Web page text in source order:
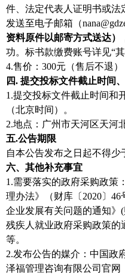
件、法定代表人证明书或
发送至电子邮箱（
资料原件以邮寄方式送达）
功。标书款缴费账号详见“其
4.售价：300元（售后不退）
四. 提交投标文件截止时间
1.提交投标文件截止时间和
（北京时间）。
2.地点：广州市天河区天河
五.公告期限
自本公告发布之日起不得少
六、其他补充事宜
1.需要落实的政府采购政策
理办法》（财库〔2020〕
企业发展有关问题的通知》
残疾人就业政府采购政策的
等。
2.发布公告的媒介：中国政
泽福管理咨询有限公司官网